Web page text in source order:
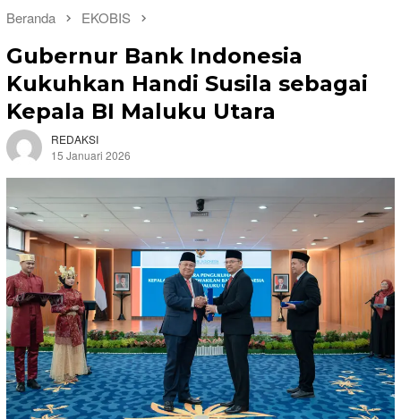
Beranda EKOBIS
Gubernur Bank Indonesia
Kukuhkan Handi Susila sebagai
Kepala BI Maluku Utara
REDAKSI
15 Januari 2026